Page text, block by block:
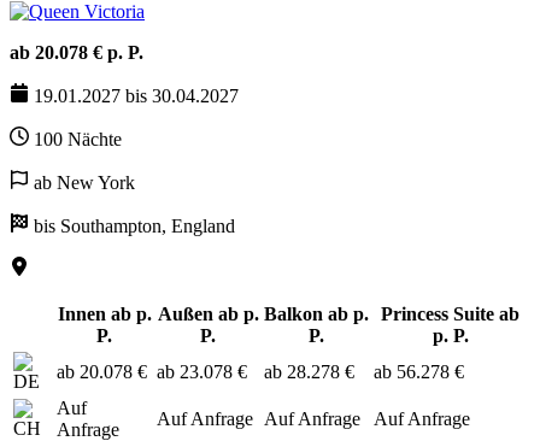
ab 20.078 € p. P.
19.01.2027 bis 30.04.2027
100 Nächte
ab New York
bis Southampton, England
Innen ab p.
P.
Außen ab p.
P.
Balkon ab p.
P.
Princess Suite ab
p. P.
ab 20.078 € ab 23.078 € ab 28.278 €
ab 56.278 €
Auf
Anfrage
Auf Anfrage Auf Anfrage
Auf Anfrage